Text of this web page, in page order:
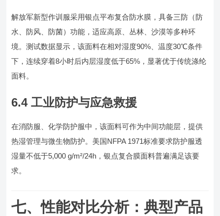
解放军新型作训服采用银点平布复合防水膜，具备三防（防
水、防风、防菌）功能，适应高原、丛林、沙漠等多种环
境。测试数据显示，该面料在相对湿度90%、温度30℃条件
下，连续穿着8小时后内层湿度低于65%，显著优于传统涤纶
面料。
6.4 工业防护与应急救援
在消防服、化学防护服中，该面料可作为中间功能层，提供
热湿管理与微生物防护。美国NFPA 1971标准要求防护服透
湿量不低于5,000 g/m²/24h，银点复合膜面料普遍满足该要
求。
七、性能对比分析：典型产品